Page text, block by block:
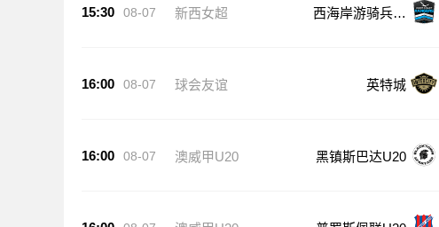
15:30 08-07 新西女超
西海岸游骑兵女
16:00 08-07 球会友谊 英特城
16:00 08-07 澳威甲U20 黑镇斯巴达U20